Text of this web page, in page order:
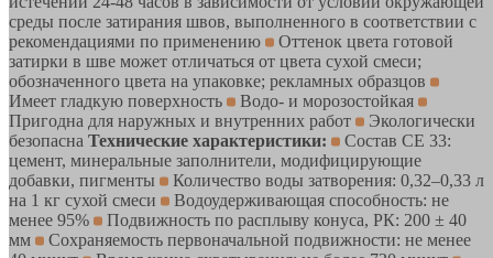
среды после затирания швов, выполненного в соответствии с
рекомендациями по применению
Оттенок цвета готовой
затирки в шве может отличаться от цвета сухой смеси;
обозначенного цвета на упаковке; рекламных образцов
Имеет гладкую поверхность
Водо- и морозостойкая
Пригодна для наружных и внутренних работ
Экологически
безопасна Технические характеристики:
Состав CE 33:
цемент, минеральные заполнители, модифицирующие
добавки, пигменты
Количество воды затворения: 0,32–0,33 л
на 1 кг сухой смеси
Водоудерживающая способность: не
менее 95%
Подвижность по расплыву конуса, РК: 200 ± 40
мм
Сохраняемость первоначальной подвижности: не менее